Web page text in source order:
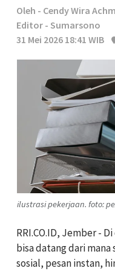
Oleh - Cendy Wira
Editor - Sumarsono
31 Mei 2026 18:41 WIB
ilustrasi pekerjaan. foto:
RRI.CO.ID, Jember -
bisa datang dari
sosial, pesan instan,